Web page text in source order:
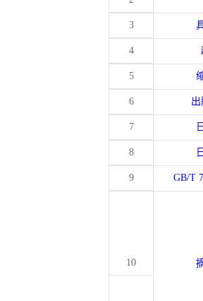
3
4
5
6
7
8
9 GB/T
10